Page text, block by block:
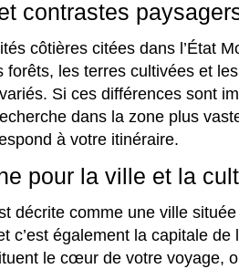
contrastes
côtières citées dans l’État
forêts, les terres cultivées et
Si ces différences sont
dans la zone plus
à votre itinéraire.
pour la ville et la
décrite comme une ville
c’est également la capitale de
le cœur de votre voyage,